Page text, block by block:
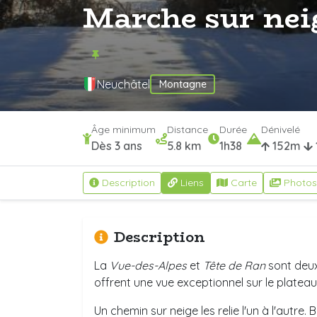
Marche sur
Neuchâtel Montagne
Âge minimum
Dès 3 ans
Distance
5.8 km
Durée
1h38
Dénivelé
152m
Description Liens Carte Photos
Description
La Vue-des-Alpeset Tête de Ransont
offrent une vue exceptionnel sur le
Un chemin sur neige les relie l'un à